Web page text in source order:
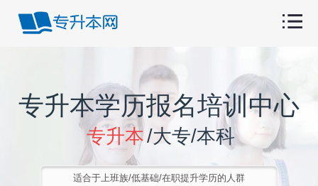
专升本学历报名培训中心
专升本/大专/本科
适合于上班族/低基础/在职提升学历的人群